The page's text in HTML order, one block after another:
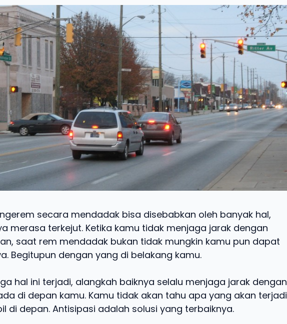
secara mendadak bisa disebabkan oleh banyak hal,
merasa terkejut. Ketika kamu tidak menjaga jarak dengan
saat rem mendadak bukan tidak mungkin kamu pun dapat
Begitupun dengan yang di belakang kamu.
hal ini terjadi, alangkah baiknya selalu menjaga jarak dengan
di depan kamu. Kamu tidak akan tahu apa yang akan terjadi
di depan. Antisipasi adalah solusi yang terbaiknya.